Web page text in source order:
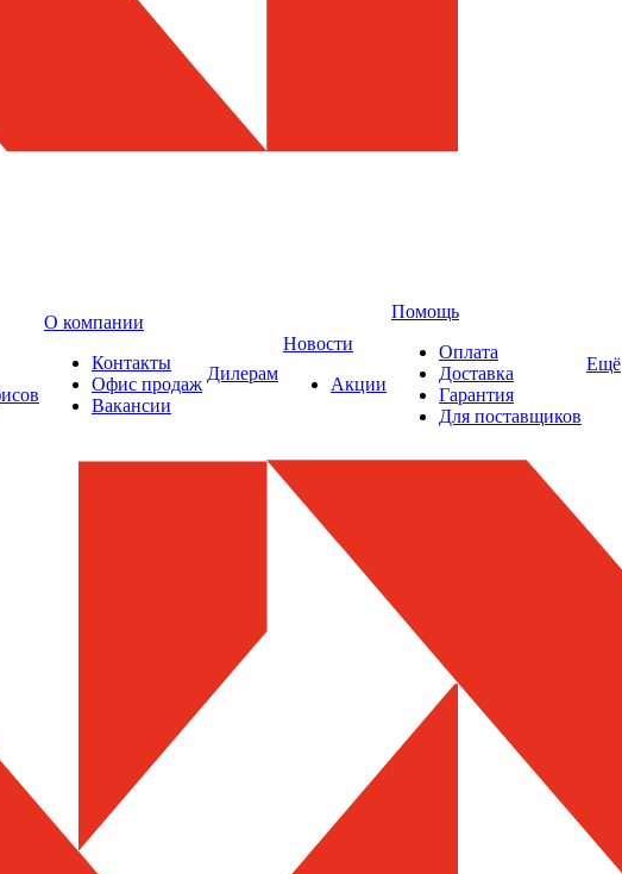
О компании
Контакты
Офис продаж
Вакансии
Дилерам
Новости
Акции
Помощь
Оплата
Доставка
Гарантия
Для поставщиков
Ещё